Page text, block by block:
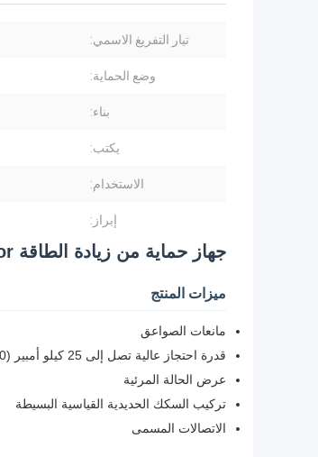
تيار التفريغ الاسمي:
وضع الحماية:
بناء:
يكتب:
الاستخدام:
إبراز:
جهاز حماية من زيادة الطاقة SPD 25ka Din Rail AC House Protector
ميزات المنتج
مانعات الصواعق
قدرة احتجاز عالية تصل إلى 25 كيلو أمبير (10/350 ميكروثانية)
عرض الحالة المرئية
تركيب السكك الحديدية القياسية البسيطة
الاتصالات المسمى